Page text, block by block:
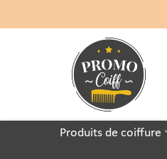
Produits de coiffure